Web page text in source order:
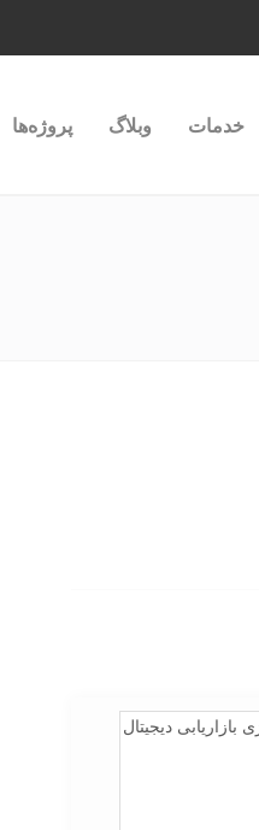
خدمات وبلاگ پروژه‌ها